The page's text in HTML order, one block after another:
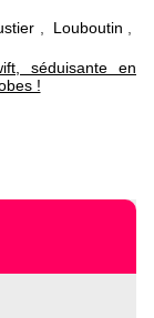
Louboutin
séduisante en
!